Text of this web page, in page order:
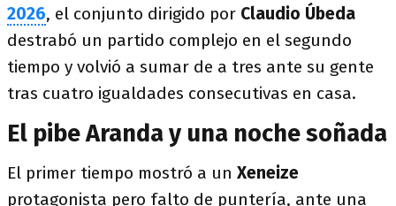
2026, el conjunto dirigido por Claudio Úbeda
destrabó un partido complejo en el segundo
tiempo y volvió a sumar de a tres ante su gente
tras cuatro igualdades consecutivas en casa.
El pibe Aranda y una noche soñada
El primer tiempo mostró a un Xeneize
protagonista pero falto de puntería, ante una